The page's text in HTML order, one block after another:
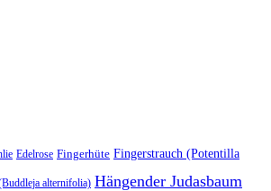
Edelrose Fingerhüte Fingerstrauch (Potentilla
alternifolia) Hängender Judasbaum